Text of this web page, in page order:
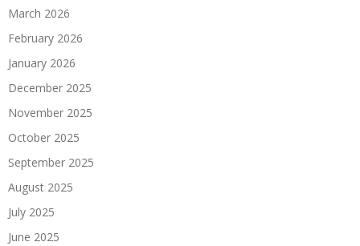
March 2026
February 2026
January 2026
December 2025
November 2025
October 2025
September 2025
August 2025
July 2025
June 2025